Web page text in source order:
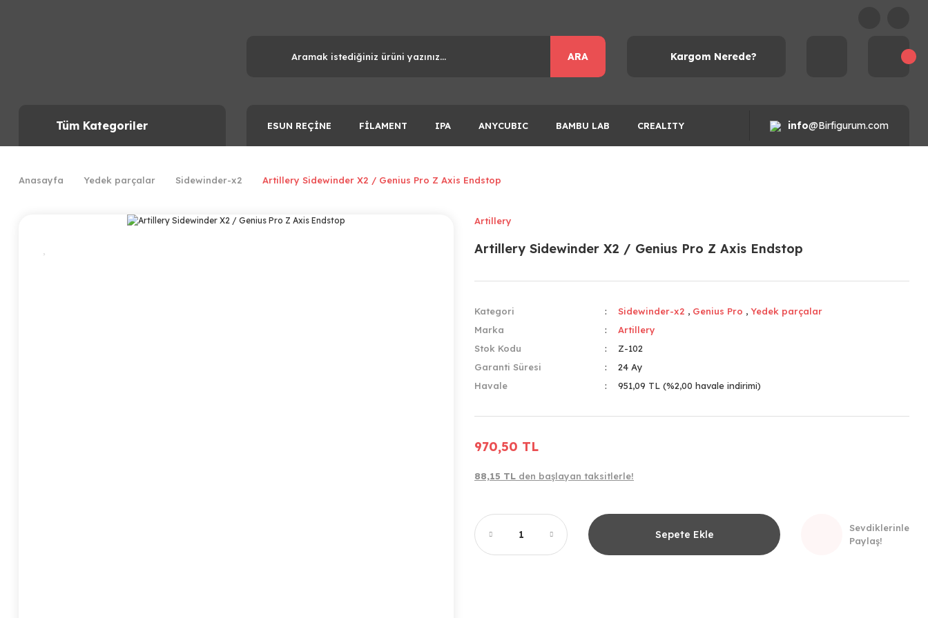
ARA Kargom Nerede?
Tüm Kategoriler ESUN REÇİNE FİLAMENT IPA ANYCUBIC BAMBU LAB CREALITY info@Birfigurum.com
Anasayfa Yedek parçalar Sidewinder-x2 Artillery Sidewinder X2 / Genius Pro Z Axis Endstop
Artillery
Artillery Sidewinder X2 / Genius Pro Z Axis Endstop
Kategori Sidewinder-x2 , Genius Pro , Yedek parçalar
Marka
Artillery
Stok Kodu
Z-102
Garanti Süresi
24 Ay
Havale
951,09 TL (%2,00 havale indirimi)
970,50 TL
88,15 TL den başlayan taksitlerle!
Sepete Ekle
Sevdiklerinle
Paylaş!